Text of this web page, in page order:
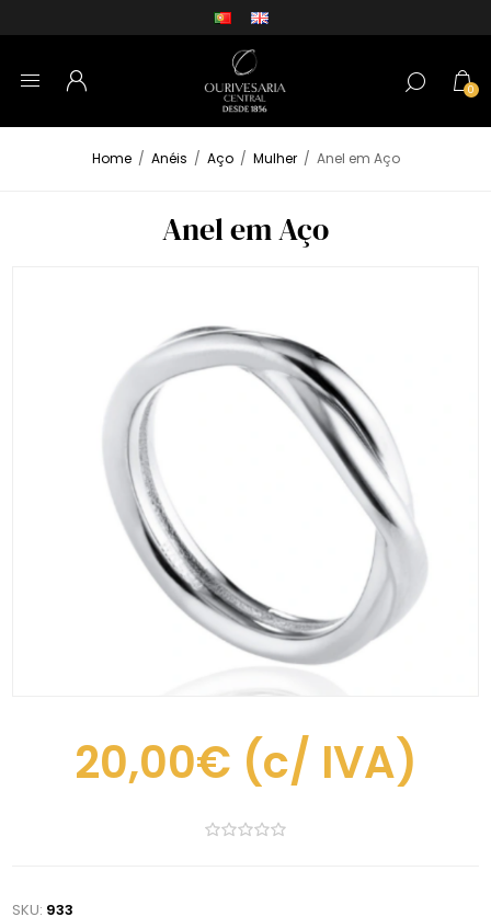
0
Home / Anéis / Aço / Mulher / Anel em Aço
Anel em Aço
20,00€ (c/ IVA)
SKU: 933